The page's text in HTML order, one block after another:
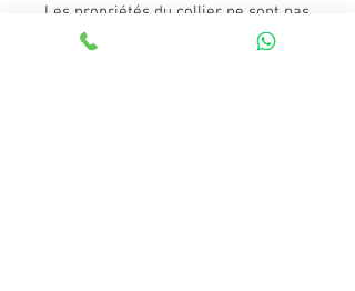
Les propriétés du collier ne sont pas
altérées par l’eau ou l’humidité. Le